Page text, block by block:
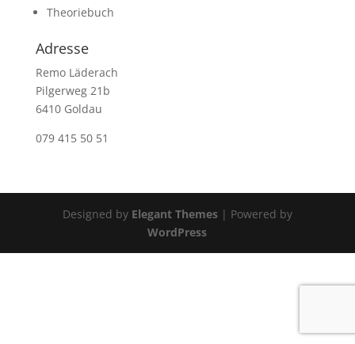
Theoriebuch
Adresse
Remo Läderach
Pilgerweg 21b
6410 Goldau
079 415 50 51
Designed by Elegant Themes| Powered by
WordPress